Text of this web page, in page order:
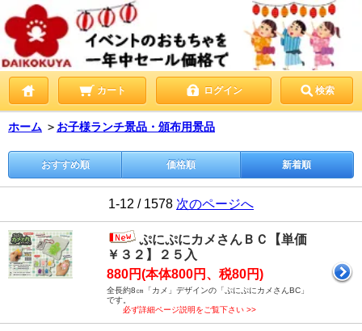
カート ログイン 検索
ホーム ＞ お子様ランチ景品・頒布用景品
おすすめ順 価格順 新着順
1-12 / 1578 次のページへ
ぷにぷにカメさんＢＣ【単価
￥３２】２５入
880円(本体800円、税80円)
全長約8㎝「カメ」デザインの「ぷにぷにカメさんBC」
です。
必ず詳細ページ説明をご覧下さい >>